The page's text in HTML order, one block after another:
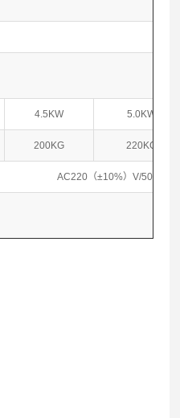
4.5KW 5.0KW
200KG 220KG
AC220（±10%）V/50HZ